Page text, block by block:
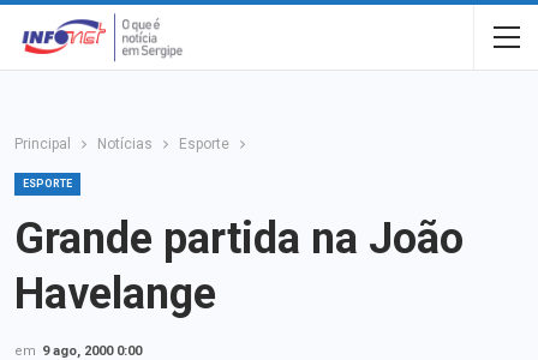
Principal Notícias Esporte
ESPORTE
Grande partida na João
Havelange
em 9 ago, 2000 0:00